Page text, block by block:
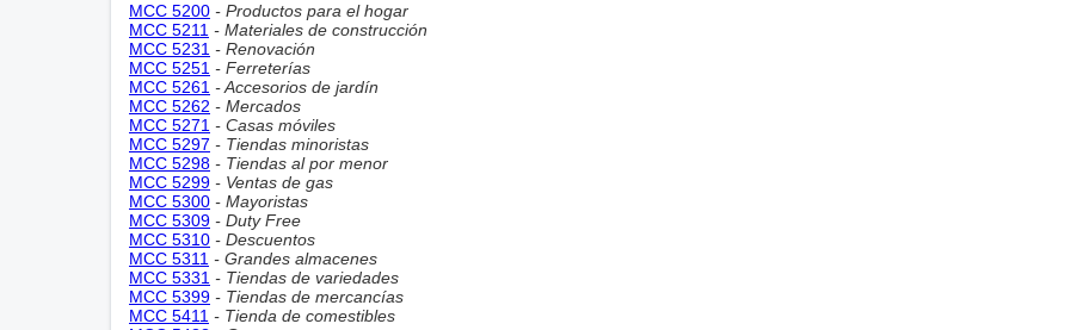
MCC 5200 - Productos para el hogar
MCC 5211 - Materiales de construcción
MCC 5231 - Renovación
MCC 5251 - Ferreterías
MCC 5261 - Accesorios de jardín
MCC 5262 - Mercados
MCC 5271 - Casas móviles
MCC 5297 - Tiendas minoristas
MCC 5298 - Tiendas al por menor
MCC 5299 - Ventas de gas
MCC 5300 - Mayoristas
MCC 5309 - Duty Free
MCC 5310 - Descuentos
MCC 5311 - Grandes almacenes
MCC 5331 - Tiendas de variedades
MCC 5399 - Tiendas de mercancías
MCC 5411 - Tienda de comestibles